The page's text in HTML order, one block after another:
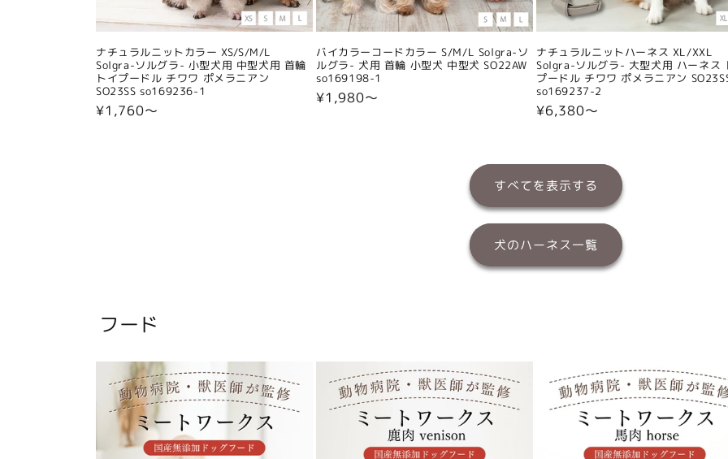
ナチュラルニットカラー XS/S/M/L
Solgra-ソルグラ- 小型犬用 中型犬用 首輪
トイプードル チワワ ポメラニアン
SO23SS so169236-1
通
¥1,760〜
バイカラーコードカラー S/M/L Solgra-ソ
ルグラ- 犬用 首輪 小型犬 中型犬 SO22AW
so169198-1
通
¥1,980〜
ナチュラルニットハーネス XL/XXL
Solgra-ソルグラ- 大型犬用 ハーネス
プードル チワワ ポメラニアン
so169237-2
通
格
¥6,380〜
すべてを表示する
犬のハーネス一覧
フード